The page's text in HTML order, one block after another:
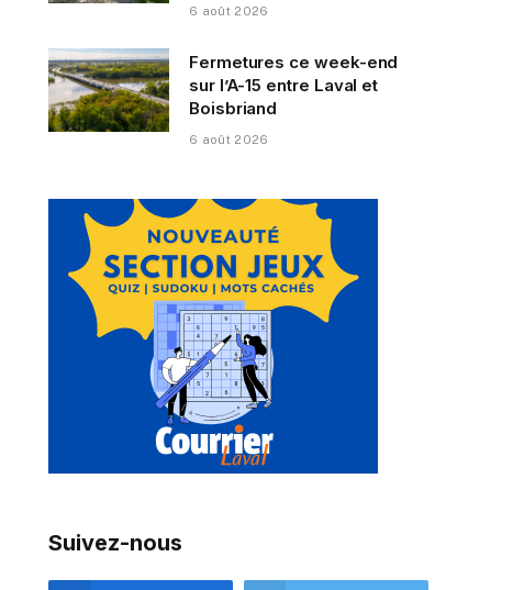
6 août 2026
Fermetures ce week-end
sur l’A-15 entre Laval et
Boisbriand
6 août 2026
Suivez-nous